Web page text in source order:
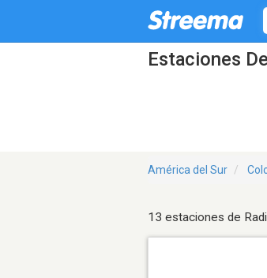
Estaciones
América del Sur
13 estaciones de